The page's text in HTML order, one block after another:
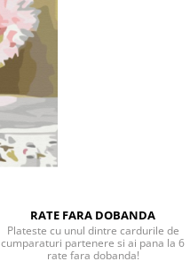
RATE FARA DOBANDA
Plateste cu unul dintre cardurile de
cumparaturi partenere si ai pana la 6
rate fara dobanda!